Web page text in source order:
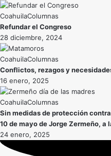
Coahuila
Refundar el Congreso
28 diciembre, 2024
Coahuila
Conflictos, rezagos y
16 enero, 2025
Coahuila
Sin medidas de protección
10 de mayo de Jorge Zermeño, a
24 enero, 2025